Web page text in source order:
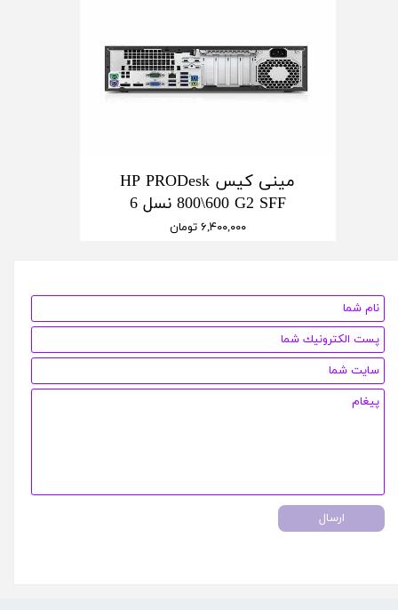
مینی کیس HP PRODesk
800\600 G2 SFF نسل 6
۶,۴۰۰,۰۰۰ تومان
ارسال